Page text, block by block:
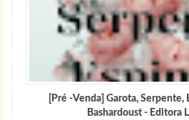
[Pré -Venda] Garota,
Bashardoust - Editora